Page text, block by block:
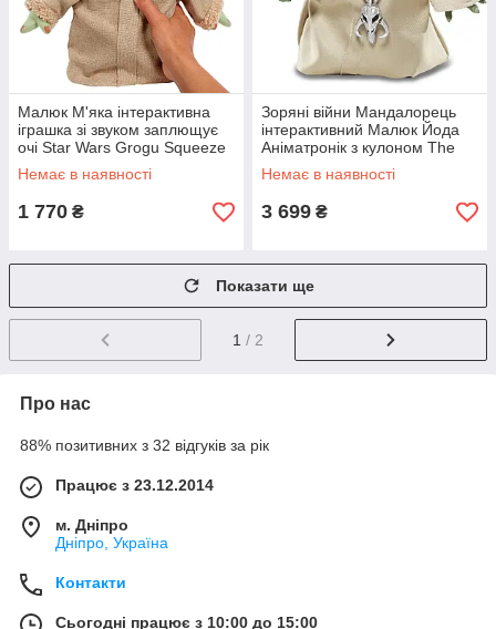
Малюк М'яка інтерактивна
іграшка зі звуком заплющує
очі Star Wars Grogu Squeeze
and Blink
Немає в наявності
1 770 ₴
Зоряні війни Мандалорець
інтерактивний Малюк Йода
Аніматронік з кулоном The
Mandalorian The Child
Animatronic
Немає в наявності
3 699 ₴
Показати ще
1 / 2
Про нас
88% позитивних з 32 відгуків за рік
Працює з 23.12.2014
м. Дніпро
Дніпро, Україна
Контакти
Сьогодні працює з 10:00 до 15:00